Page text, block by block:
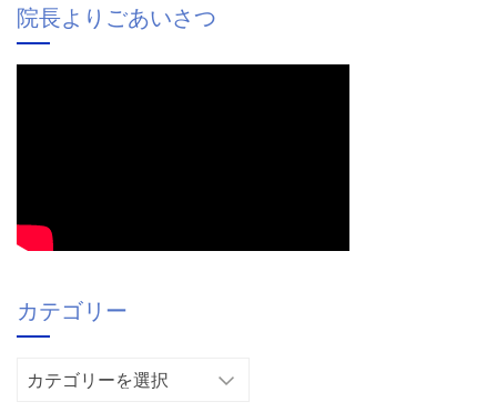
院長よりごあいさつ
カテゴリー